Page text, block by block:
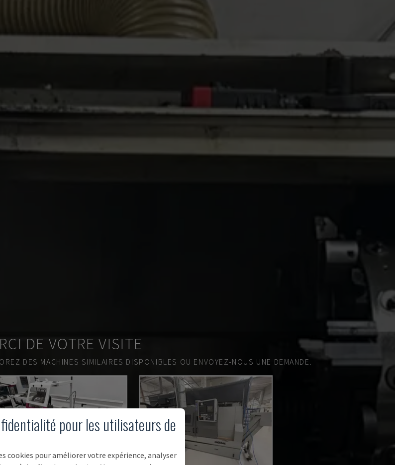
DE VOTRE VISITE
DES MACHINES SIMILAIRES DISPONIBLES OU ENVOYEZ-NOUS UNE DEMANDE.
pour les utilisateurs de
cookies pour améliorer votre expérience, analyser